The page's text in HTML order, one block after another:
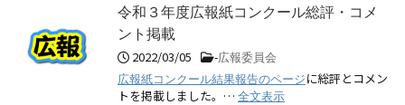
令和３年度広報紙コンクール総評・コメ
ント掲載
2022/03/05 -広報委員会
広報紙コンクール結果報告のページ に総評とコメン
トを掲載しました。… 全文表示